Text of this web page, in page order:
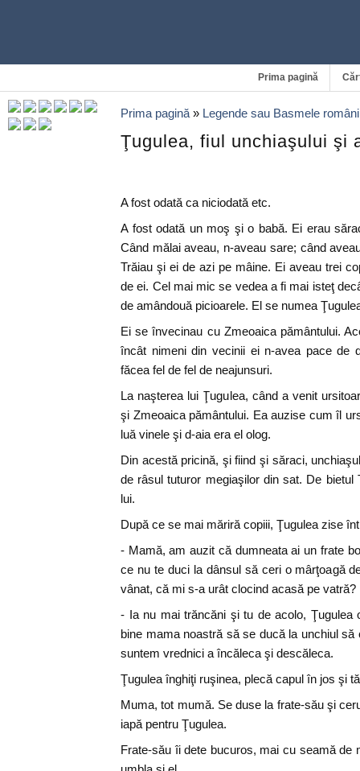
Prima pagină
Prima pagină » Legende sau Basmele
Ţugulea, fiul unchiaşului şi
A fost odată ca niciodată etc.
A fost odată un moş şi o babă. Ei erau
Când mălai aveau, n-aveau sare; când
Trăiau şi ei de azi pe mâine. Ei aveau trei
de ei. Cel mai mic se vedea a fi mai isteţ
de amândouă picioarele. El se numea
Ei se învecinau cu Zmeoaica pământului.
încât nimeni din vecinii ei n-avea pace de
făcea fel de fel de neajunsuri.
La naşterea lui Ţugulea, când a venit
şi Zmeoaica pământului. Ea auzise cum îl
luă vinele şi d-aia era el olog.
Din acestă pricină, şi fiind şi săraci,
de râsul tuturor megiaşilor din sat. De
lui.
După ce se mai măriră copiii, Ţugulea zise
- Mamă, am auzit că dumneata ai un frate
ce nu te duci la dânsul să ceri o mârţoagă
vânat, că mi s-a urât clocind acasă pe vatră?
- Ia nu mai trăncăni şi tu de acolo, Ţugulea
bine mama noastră să se ducă la unchiul
suntem vrednici a încăleca şi descăleca.
Ţugulea înghiţi ruşinea, plecă capul în jos şi
Muma, tot mumă. Se duse la frate-său şi
iapă pentru Ţugulea.
Frate-său îi dete bucuros, mai cu seamă de